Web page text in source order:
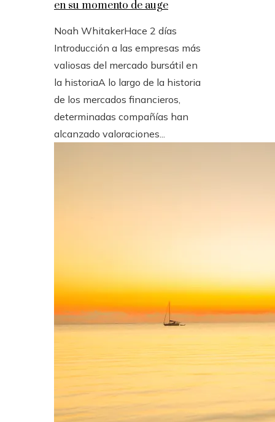
en su momento de auge
Noah WhitakerHace 2 días
Introducción a las empresas más
valiosas del mercado bursátil en
la historiaA lo largo de la historia
de los mercados financieros,
determinadas compañías han
alcanzado valoraciones...